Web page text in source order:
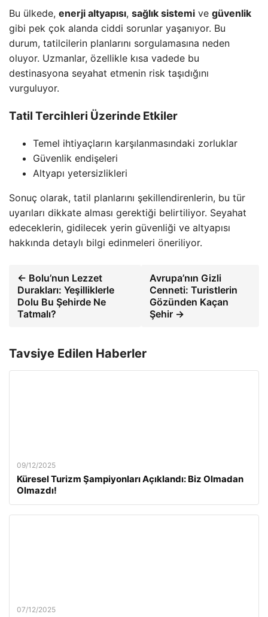
Bu ülkede, enerji altyapısı, sağlık sistemi ve güvenlik
gibi pek çok alanda ciddi sorunlar yaşanıyor. Bu
durum, tatilcilerin planlarını sorgulamasına neden
oluyor. Uzmanlar, özellikle kısa vadede bu
destinasyona seyahat etmenin risk taşıdığını
vurguluyor.
Tatil Tercihleri Üzerinde Etkiler
Temel ihtiyaçların karşılanmasındaki zorluklar
Güvenlik endişeleri
Altyapı yetersizlikleri
Sonuç olarak, tatil planlarını şekillendirenlerin, bu tür
uyarıları dikkate alması gerektiği belirtiliyor. Seyahat
edeceklerin, gidilecek yerin güvenliği ve altyapısı
hakkında detaylı bilgi edinmeleri öneriliyor.
← Bolu’nun Lezzet
Durakları: Yeşilliklerle
Dolu Bu Şehirde Ne
Tatmalı?
Avrupa’nın Gizli
Cenneti: Turistlerin
Gözünden Kaçan
Şehir →
Tavsiye Edilen Haberler
09/12/2025
Küresel Turizm Şampiyonları Açıklandı: Biz Olmadan
Olmazdı!
07/12/2025